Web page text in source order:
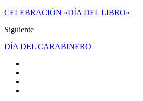
CELEBRACIÓN «DÍA DEL LIBRO»
Siguiente
DÍA DEL CARABINERO